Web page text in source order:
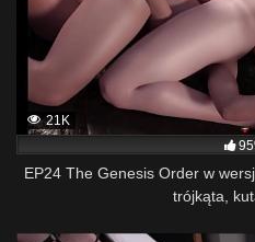
21K
EP24 The Genesis Order w
trójkąta,